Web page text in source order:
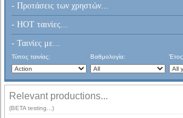
- Προτάσεις των χρηστών...
- HOT ταινίες...
- Ταινίες με...
Τύπος ταινίας: Βαθμολογία:
Relevant productions...
(BETA testing...)